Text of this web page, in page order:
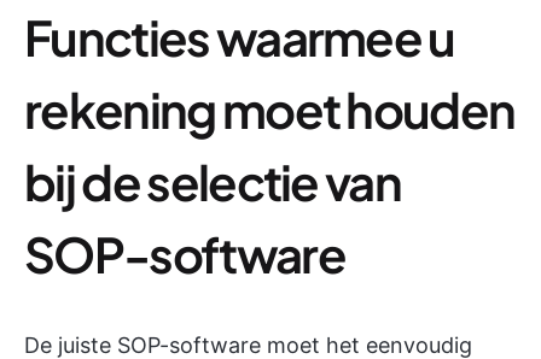
Functies waarmee u
rekening moet houden
bij de selectie van
SOP-software
De juiste SOP-software moet het eenvoudig